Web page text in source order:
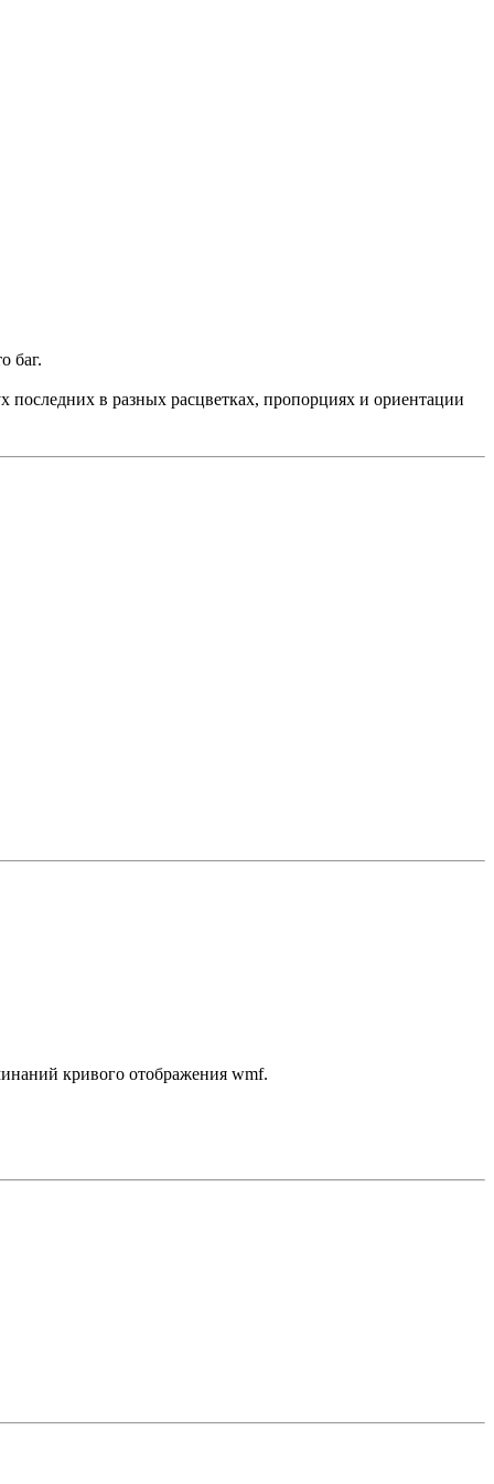
баг.
в разных расцветках, пропорциях и ориентации
кривого отображения wmf.